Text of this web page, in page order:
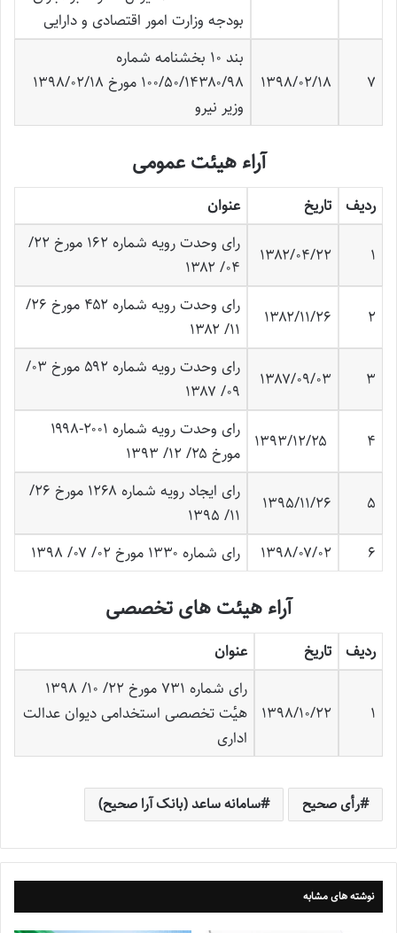
بودجه وزارت امور اقتصادی و دارایی
۷ ۱۳۹۸/۰۲/۱۸
بند ۱۰ بخشنامه شماره
۱۰۰/۵۰/۱۴۳۸۰/۹۸ مورخ ۱۳۹۸/۰۲/۱۸
وزیر نیرو
آراء هیئت عمومی
ردیف تاریخ عنوان
۱ ۱۳۸۲/۰۴/۲۲
رای وحدت رویه شماره ۱۶۲ مورخ ۲۲/
۰۴/ ۱۳۸۲
۲ ۱۳۸۲/۱۱/۲۶
رای وحدت رویه شماره ۴۵۲ مورخ ۲۶/
۱۱/ ۱۳۸۲
۳ ۱۳۸۷/۰۹/۰۳
رای وحدت رویه شماره ۵۹۲ مورخ ۰۳/
۰۹/ ۱۳۸۷
۴
رای وحدت رویه شماره ۲۰۰۱-۱۹۹۸
مورخ ۲۵/ ۱۲/ ۱۳۹۳
۵ ۱۳۹۵/۱۱/۲۶
رای ایجاد رویه شماره ۱۲۶۸ مورخ ۲۶/
۱۱/ ۱۳۹۵
۶
۱۳۹۸/۰۷/۰۲ رای شماره ۱۳۳۰ مورخ ۰۲/ ۰۷/ ۱۳۹۸
آراء هیئت های تخصصی
ردیف تاریخ عنوان
۱ ۱۳۹۸/۱۰/۲۲
رای شماره ۷۳۱ مورخ ۲۲/ ۱۰/ ۱۳۹۸
هیٔت تخصصی استخدامی دیوان عدالت
اداری
رأی صحیح سامانه ساعد (بانک آرا صحیح)
نوشته های مشابه